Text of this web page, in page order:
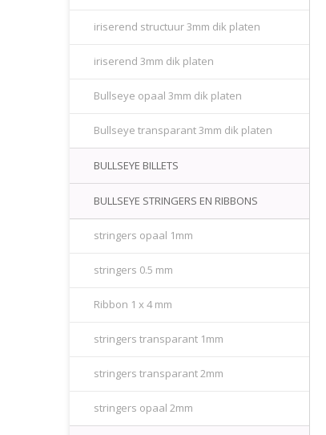
iriserend structuur 3mm dik platen
iriserend 3mm dik platen
Bullseye opaal 3mm dik platen
Bullseye transparant 3mm dik platen
BULLSEYE BILLETS
BULLSEYE STRINGERS EN RIBBONS
stringers opaal 1mm
stringers 0.5 mm
Ribbon 1 x 4 mm
stringers transparant 1mm
stringers transparant 2mm
stringers opaal 2mm